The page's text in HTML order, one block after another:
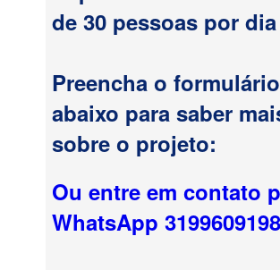
de 30 pessoas por dia
Preencha o formulário
abaixo para saber
sobre o projeto:
Ou entre em contato
WhatsApp